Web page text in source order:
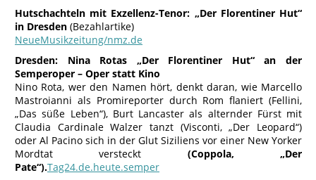
Hutschachteln mit Exzellenz-Tenor: „Der Florentiner Hut“
in Dresden (Bezahlartike)
NeueMusikzeitung/nmz.de
Dresden: Nina Rotas „Der Florentiner Hut“ an der
Semperoper – Oper statt Kino
Nino Rota, wer den Namen hört, denkt daran, wie Marcello
Mastroianni als Promireporter durch Rom flaniert (Fellini,
„Das süße Leben“), Burt Lancaster als alternder Fürst mit
Claudia Cardinale Walzer tanzt (Visconti, „Der Leopard“)
oder Al Pacino sich in der Glut Siziliens vor einer New Yorker
Mordtat versteckt (Coppola, „Der
Pate“).Tag24.de.heute.semper